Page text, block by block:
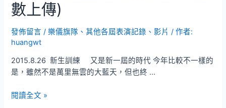
照
影
片)
數上傳)
發佈留言 /樂儀旗隊 、其他各屆表演記錄、影片 / 作者:
huangwt
2015.8.26 新生訓練 又是新一屆的時代 今年比較不一樣的
是，雖然不是萬里無雲的大藍天，但也終 …
2015
閱讀全文 »